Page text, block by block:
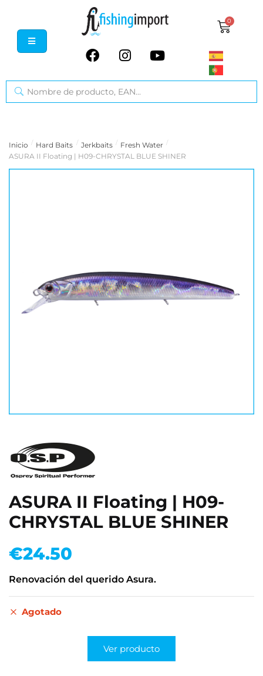
0
Inicio / Hard Baits / Jerkbaits / Fresh Water /
ASURA II Floating | H09-CHRYSTAL BLUE SHINER
ASURA II Floating | H09-
CHRYSTAL BLUE SHINER
€24.50
Renovación del querido Asura.
Agotado
Ver producto